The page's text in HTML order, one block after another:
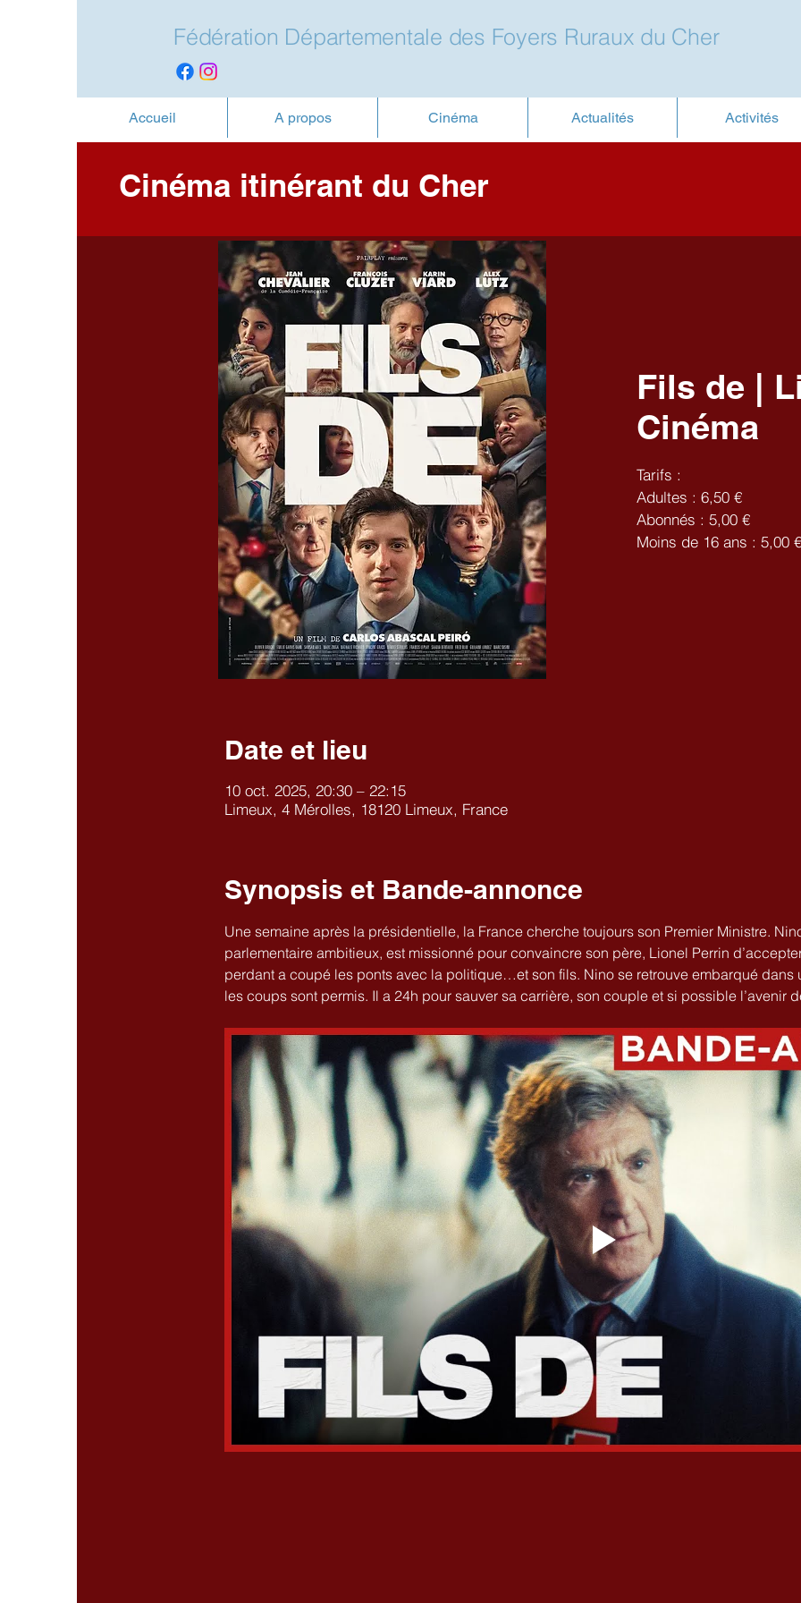
Fédération Départementale des Foyers Ruraux du Cher
Accueil A propos Cinéma Actualités Activités
Cinéma itinérant du Cher
Fils de |
Cinéma
Tarifs :
Adultes : 6,50 €
Abonnés : 5,00 €
Moins de 16 ans : 5,00 €
Date et lieu
10 oct. 2025, 20:30 – 22:15
Limeux, 4 Mérolles, 18120 Limeux, France
Synopsis et Bande-annonce
Une semaine après la présidentielle, la France cherche toujours son Premier Ministre.
parlementaire ambitieux, est missionné pour convaincre son père, Lionel Perrin
perdant a coupé les ponts avec la politique…et son fils. Nino se retrouve embarqué dans
les coups sont permis. Il a 24h pour sauver sa carrière, son couple et si possible l’avenir